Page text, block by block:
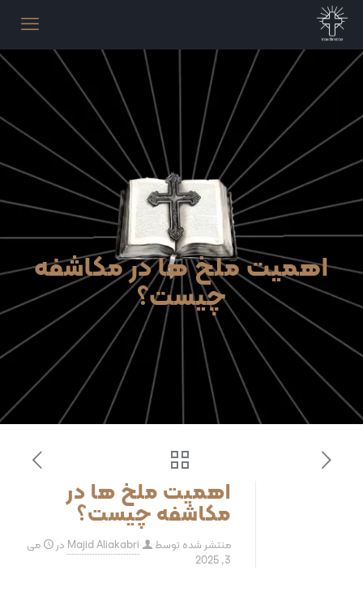
اهمیت ملخ‌ ها در مکاشفه
چیست؟
اهمیت ملخ‌ ها در
مکاشفه چیست؟
منتشر شده توسط Majid Aliakabri در
می
3, 2025